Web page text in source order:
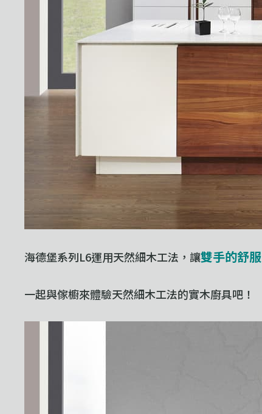
海德堡系列L6運用天然細木工法，讓雙手的舒服
一起與傢櫥來體驗天然細木工法的實木廚具吧！